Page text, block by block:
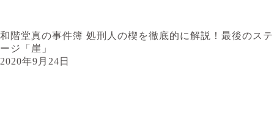
和階堂真の事件簿 処刑人の楔を徹底的に解説！最後のステ
ージ「崖」
2020年9月24日